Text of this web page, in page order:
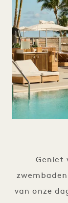
Geniet
van onze